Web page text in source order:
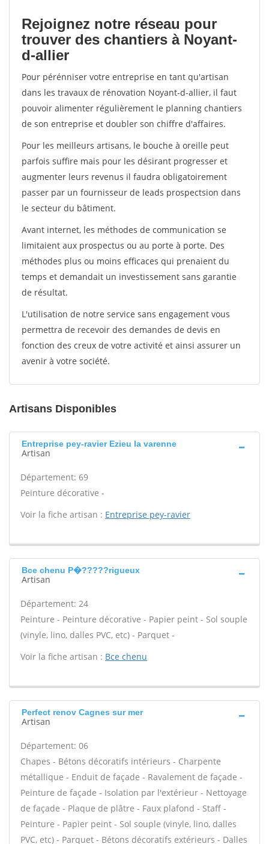
Rejoignez notre réseau pour
trouver des chantiers à Noyant-
d-allier
Pour pérénniser votre entreprise en tant qu'artisan
dans les travaux de rénovation Noyant-d-allier, il faut
pouvoir alimenter régulièrement le planning chantiers
de son entreprise et doubler son chiffre d'affaires.
Pour les meilleurs artisans, le bouche à oreille peut
parfois suffire mais pour les désirant progresser et
augmenter leurs revenus il faudra obligatoirement
passer par un fournisseur de leads prospectsion dans
le secteur du bâtiment.
Avant internet, les méthodes de communication se
limitaient aux prospectus ou au porte à porte. Des
méthodes plus ou moins efficaces qui prenaient du
temps et demandait un investissement sans garantie
de résultat.
L'utilisation de notre service sans engagement vous
permettra de recevoir des demandes de devis en
fonction des creux de votre activité et ainsi assurer un
avenir à votre société.
Artisans Disponibles
Entreprise pey-ravier Ezieu la varenne
Artisan
Département: 69
Peinture décorative -
Voir la fiche artisan : Entreprise pey-ravier
Bce chenu P�?????rigueux
Artisan
Département: 24
Peinture - Peinture décorative - Papier peint - Sol souple
(vinyle, lino, dalles PVC, etc) - Parquet -
Voir la fiche artisan : Bce chenu
Perfect renov Cagnes sur mer
Artisan
Département: 06
Chapes - Bétons décoratifs intérieurs - Charpente
métallique - Enduit de façade - Ravalement de façade -
Peinture de façade - Isolation par l'extérieur - Nettoyage
de façade - Plaque de plâtre - Faux plafond - Staff -
Peinture - Papier peint - Sol souple (vinyle, lino, dalles
PVC, etc) - Parquet - Bétons décoratifs extérieurs - Dalles